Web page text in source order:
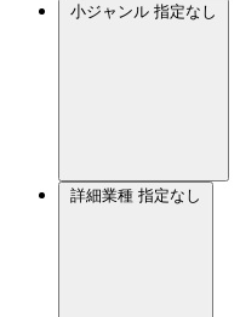
小ジャンル 指定なし
詳細業種 指定なし